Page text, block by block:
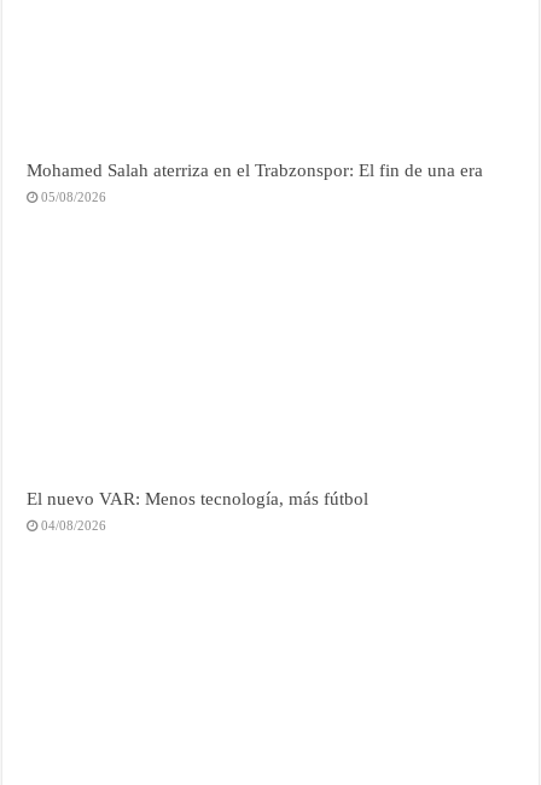
Mohamed Salah aterriza en el Trabzonspor: El fin de una era
05/08/2026
El nuevo VAR: Menos tecnología, más fútbol
04/08/2026